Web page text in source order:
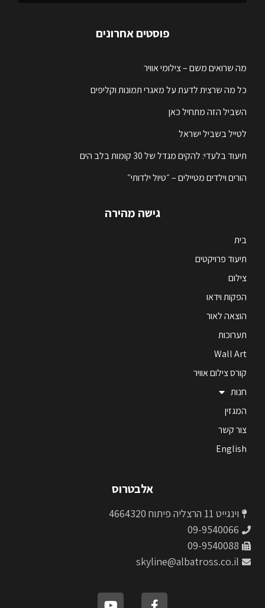
פוסטים אחרונים
מה שרואים משם – צילומי אוויר
כל מה שרצית לדעת על מאגרי תמונות וקליפים
השביל הזה מתחיל כאן
לטייל בשביל ישראל
תיעוד בלעדי: להקים מגדל של 30 קומות בלב הים
הורים וילדים מטיילים – ״טיול ילדותי״
גישה מהירה
בית
תיעוד פרויקטים
צילום
הפקות וידאו
הוצאה לאור
תערוכות
Wall Art
קורס צילום אוויר
חנות
המגזין
צור קשר
English
אלבטרוס
וינגייט 11 הרצליה פיתוח 4664320
09-9540066
09-9540088
skyline@albatross.co.il